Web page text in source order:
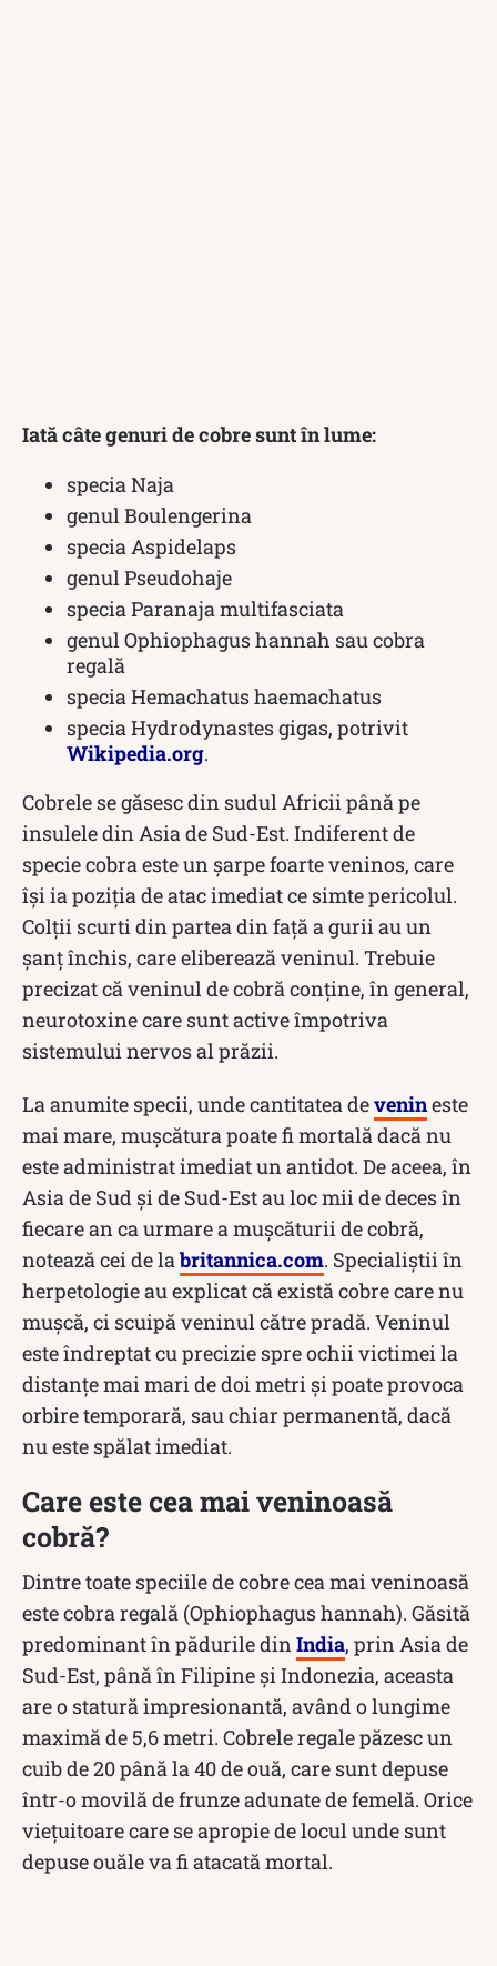
Iată câte genuri de cobre sunt în lume:
specia Naja
genul Boulengerina
specia Aspidelaps
genul Pseudohaje
specia Paranaja multifasciata
genul Ophiophagus hannah sau cobra
regală
specia Hemachatus haemachatus
specia Hydrodynastes gigas, potrivit
Wikipedia.org.
Cobrele se găsesc din sudul Africii până pe
insulele din Asia de Sud-Est. Indiferent de
specie cobra este un șarpe foarte veninos, care
își ia poziția de atac imediat ce simte pericolul.
Colții scurti din partea din față a gurii au un
șanț închis, care eliberează veninul. Trebuie
precizat că veninul de cobră conține, în general,
neurotoxine care sunt active împotriva
sistemului nervos al prăzii.
La anumite specii, unde cantitatea devenineste
mai mare, mușcătura poate fi mortală dacă nu
este administrat imediat un antidot. De aceea, în
Asia de Sud și de Sud-Est au loc mii de deces în
fiecare an ca urmare a mușcăturii de cobră,
notează cei de labritannica.com. Specialiștii în
herpetologie au explicat că există cobre care nu
mușcă, ci scuipă veninul către pradă. Veninul
este îndreptat cu precizie spre ochii victimei la
distanțe mai mari de doi metri și poate provoca
orbire temporară, sau chiar permanentă, dacă
nu este spălat imediat.
Care este cea mai veninoasă
cobră?
Dintre toate speciile de cobre cea mai veninoasă
este cobra regală (Ophiophagus hannah). Găsită
predominant în pădurile din India, prin Asia de
Sud-Est, până în Filipine și Indonezia, aceasta
are o statură impresionantă, având o lungime
maximă de 5,6 metri. Cobrele regale păzesc un
cuib de 20 până la 40 de ouă, care sunt depuse
într-o movilă de frunze adunate de femelă. Orice
viețuitoare care se apropie de locul unde sunt
depuse ouăle va fi atacată mortal.